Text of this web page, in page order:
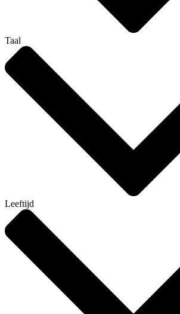
Taal
Leeftijd